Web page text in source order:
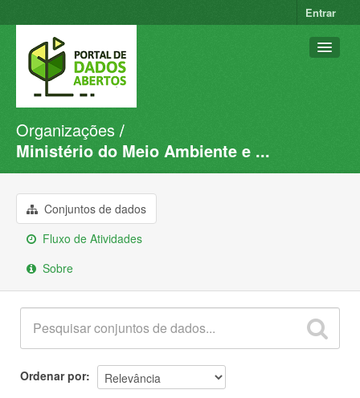
Entrar
Conjuntos de dados
Organizações
Sobre
Organizações
Ministério do Meio Ambiente e ...
Conjuntos de dados
Fluxo de Atividades
Sobre
Ordenar por